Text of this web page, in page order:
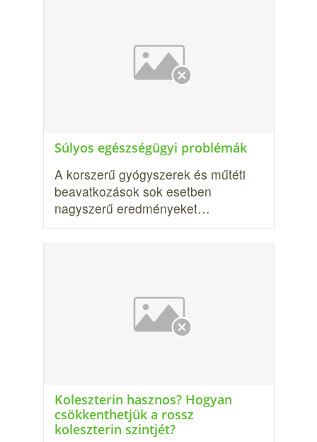
Súlyos egészségügyi problémák
A korszerű gyógyszerek és műtéti
beavatkozások sok esetben
nagyszerű eredményeket…
Koleszterin hasznos? Hogyan
csökkenthetjük a rossz
koleszterin szintjét?